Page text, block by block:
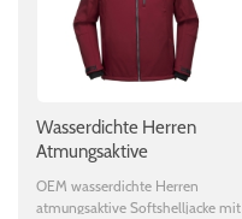
Wasserdichte Herren
Atmungsaktive
Softshelljacke Mit
Abnehmbarer Kapuze
OEM wasserdichte Herren
atmungsaktive Softshelljacke mit